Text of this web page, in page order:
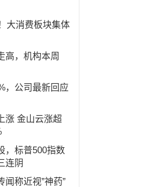
大消费板块集体
高，机构本周
，公司最新回应
涨 金山云涨超
，标普500指数
连阴
闻称近视”神药”